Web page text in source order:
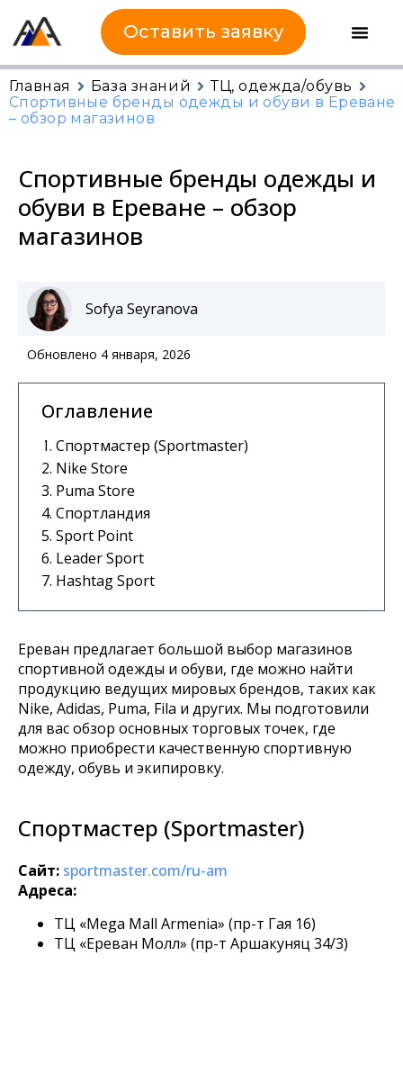
Оставить заявку
Главная База знаний
ТЦ, одежда/обувь
Спортивные бренды одежды и обуви в Ереване
– обзор магазинов
Спортивные бренды одежды и
обуви в Ереване – обзор
магазинов
Sofya Seyranova
Обновлено 4 января, 2026
Оглавление
Спортмастер (Sportmaster)
Nike Store
Puma Store
Спортландия
Sport Point
Leader Sport
Hashtag Sport
Ереван предлагает большой выбор магазинов
спортивной одежды и обуви, где можно найти
продукцию ведущих мировых брендов, таких как
Nike, Adidas, Puma, Fila и других. Мы подготовили
для вас обзор основных торговых точек, где
можно приобрести качественную спортивную
одежду, обувь и экипировку.
Спортмастер (Sportmaster)
Сайт: sportmaster.com/ru-am
Адреса:
ТЦ «Mega Mall Armenia» (пр-т Гая 16)
ТЦ «Ереван Молл» (пр-т Аршакуняц 34/3)